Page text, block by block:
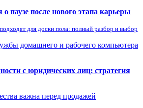
паузе после нового этапа карьеры
для доски пола: полный разбор и выбор
домашнего и рабочего компьютера
с юридических лиц: стратегия
важна перед продажей